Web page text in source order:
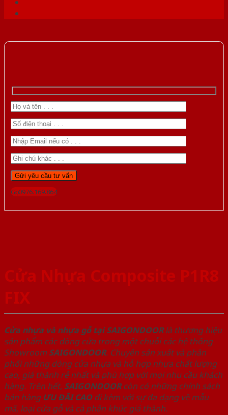
Gọi 0976.169.864
Cửa Nhựa Composite P1R8
FIX
Cửa nhựa và nhựa gỗ tại SAIGONDOORlà thương hiệu
sản phẩm các dòng cửa trong một chuỗi các hệ thống
Showroom SAIGONDOOR. Chuyên sản xuất và phân
phối những dòng cửa nhựa và hỗ hợp nhựa chất lượng
cao, giá thành rẻ nhất và phù hợp với mọi nhu cầu khách
hàng. Trên hết, SAIGONDOORcòn có những chính sách
bán hàng ƯU ĐÃI CAOđi kèm với sự đa dạng về mẫu
mã, loại cửa gỗ và cả phân khúc giá thành.